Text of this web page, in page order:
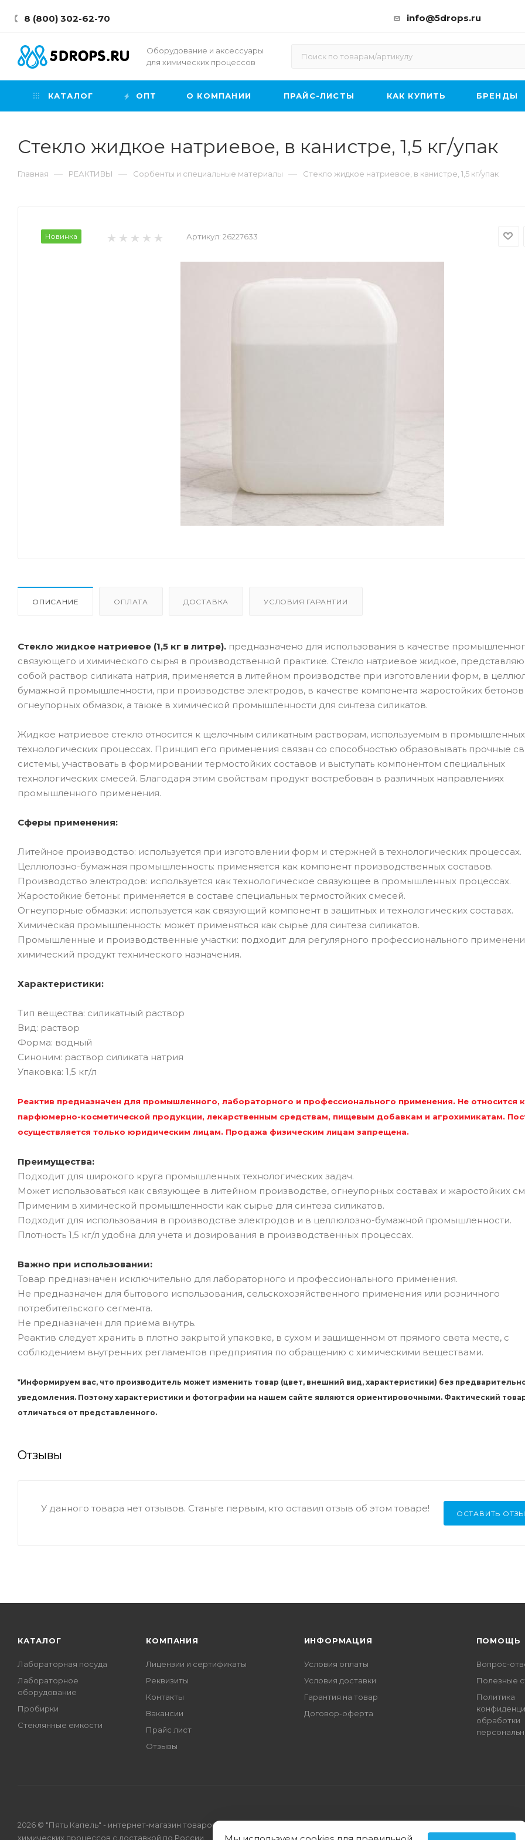
8 (800) 302-62-70 info@5drops.ru
Оборудование и аксессуары
для химических процессов
КАТАЛОГ ОПТ О КОМПАНИИ ПРАЙС-ЛИСТЫ КАК КУПИТЬ БРЕНДЫ
Стекло жидкое натриевое, в канистре, 1,5 кг/упак
Главная — РЕАКТИВЫ — Сорбенты и специальные материалы — Стекло жидкое натриевое, в канистре, 1,5 кг/упак
Новинка Артикул: 26227633
ОПИСАНИЕ ОПЛАТА ДОСТАВКА УСЛОВИЯ ГАРАНТИИ
Стекло жидкое натриевое (1,5 кг в литре). предназначено для использования в качестве
связующего и химического сырья в производственной практике. Стекло натриевое жидкое,
собой раствор силиката натрия, применяется в литейном производстве при изготовлении форм, в
бумажной промышленности, при производстве электродов, в качестве компонента жаростойких бетонов
огнеупорных обмазок, а также в химической промышленности для синтеза силикатов.
Жидкое натриевое стекло относится к щелочным силикатным растворам, используемым в промышленных
технологических процессах. Принцип его применения связан со способностью образовывать прочные
системы, участвовать в формировании термостойких составов и выступать компонентом специальных
технологических смесей. Благодаря этим свойствам продукт востребован в различных направлениях
промышленного применения.
Сферы применения:
Литейное производство: используется при изготовлении форм и стержней в технологических процессах.
Целлюлозно-бумажная промышленность: применяется как компонент производственных составов.
Производство электродов: используется как технологическое связующее в промышленных процессах.
Жаростойкие бетоны: применяется в составе специальных термостойких смесей.
Огнеупорные обмазки: используется как связующий компонент в защитных и технологических составах.
Химическая промышленность: может применяться как сырье для синтеза силикатов.
Промышленные и производственные участки: подходит для регулярного профессионального
химический продукт технического назначения.
Характеристики:
Тип вещества: силикатный раствор
Вид: раствор
Форма: водный
Синоним: раствор силиката натрия
Упаковка: 1,5 кг/л
Реактив предназначен для промышленного, лабораторного и профессионального применения. Не относится к
парфюмерно-косметической продукции, лекарственным средствам, пищевым добавкам и агрохимикатам.
осуществляется только юридическим лицам. Продажа физическим лицам запрещена.
Преимущества:
Подходит для широкого круга промышленных технологических задач.
Может использоваться как связующее в литейном производстве, огнеупорных составах и жаростойких
Применим в химической промышленности как сырье для синтеза силикатов.
Подходит для использования в производстве электродов и в целлюлозно-бумажной промышленности.
Плотность 1,5 кг/л удобна для учета и дозирования в производственных процессах.
Важно при использовании:
Товар предназначен исключительно для лабораторного и профессионального применения.
Не предназначен для бытового использования, сельскохозяйственного применения или розничного
потребительского сегмента.
Не предназначен для приема внутрь.
Реактив следует хранить в плотно закрытой упаковке, в сухом и защищенном от прямого света месте, с
соблюдением внутренних регламентов предприятия по обращению с химическими веществами.
*Информируем вас, что производитель может изменить товар (цвет, внешний вид, характеристики) без
уведомления. Поэтому характеристики и фотографии на нашем сайте являются ориентировочными. Фактический
отличаться от представленного.
Отзывы
ОСТАВИТЬ
У данного товара нет отзывов. Станьте первым, кто оставил отзыв об этом товаре!
КАТАЛОГ
Лабораторная посуда
Лабораторное
оборудование
Пробирки
Стеклянные емкости
КОМПАНИЯ
Лицензии и сертификаты
Реквизиты
Контакты
Вакансии
Прайс лист
Отзывы
ИНФОРМАЦИЯ
Условия оплаты
Условия доставки
Гарантия на товар
Договор-оферта
ПОМОЩЬ
Вопрос-
Полезные
Политика
обработки
2026 © "Пять Капель" - интернет-магазин товаров для
химических процессов с доставкой по России.